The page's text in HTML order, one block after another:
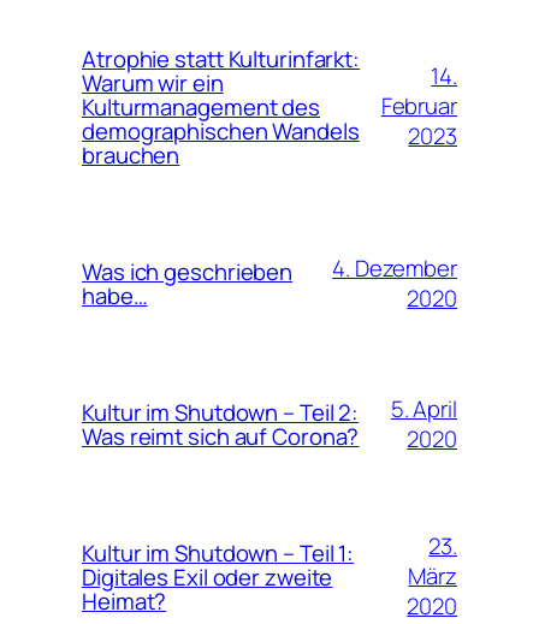
Atrophie statt Kulturinfarkt:
Warum wir ein
Kulturmanagement des
demographischen Wandels
brauchen
14.
Februar
2023
Was ich geschrieben
habe…
4. Dezember
2020
Kultur im Shutdown – Teil 2:
Was reimt sich auf Corona?
5. April
2020
Kultur im Shutdown – Teil 1:
Digitales Exil oder zweite
Heimat?
23.
März
2020